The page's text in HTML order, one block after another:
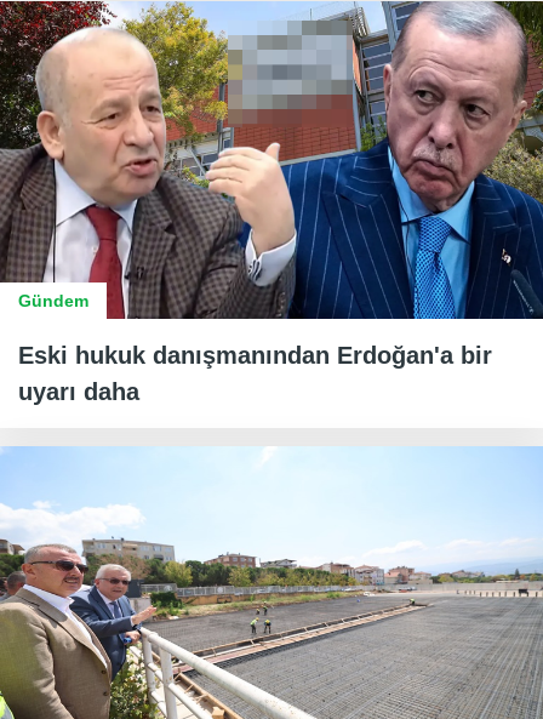
Gündem
Eski hukuk danışmanından Erdoğan'a bir
uyarı daha